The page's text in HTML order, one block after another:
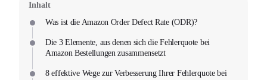
Inhalt
Was ist die Amazon Order Defect Rate (ODR)?
Die 3 Elemente, aus denen sich die Fehlerquote bei
Amazon Bestellungen zusammensetzt
8 effektive Wege zur Verbesserung Ihrer Fehlerquote bei